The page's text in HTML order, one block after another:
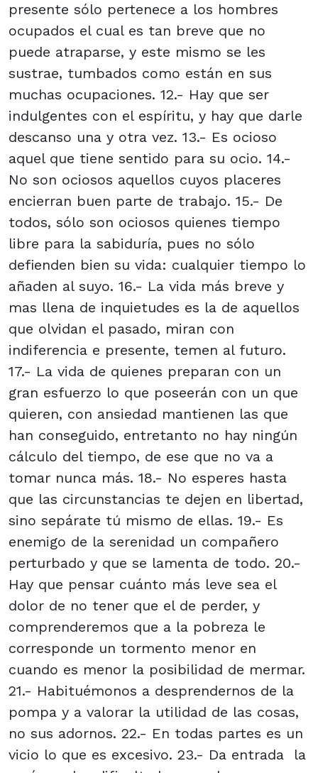
presente sólo pertenece a los hombres
ocupados el cual es tan breve que no
puede atraparse, y este mismo se les
sustrae, tumbados como están en sus
muchas ocupaciones. 12.- Hay que ser
indulgentes con el espíritu, y hay que darle
descanso una y otra vez. 13.- Es ocioso
aquel que tiene sentido para su ocio. 14.-
No son ociosos aquellos cuyos placeres
encierran buen parte de trabajo. 15.- De
todos, sólo son ociosos quienes tiempo
libre para la sabiduría, pues no sólo
defienden bien su vida: cualquier tiempo lo
añaden al suyo. 16.- La vida más breve y
mas llena de inquietudes es la de aquellos
que olvidan el pasado, miran con
indiferencia e presente, temen al futuro.
17.- La vida de quienes preparan con un
gran esfuerzo lo que poseerán con un que
quieren, con ansiedad mantienen las que
han conseguido, entretanto no hay ningún
cálculo del tiempo, de ese que no va a
tomar nunca más. 18.- No esperes hasta
que las circunstancias te dejen en libertad,
sino sepárate tú mismo de ellas. 19.- Es
enemigo de la serenidad un compañero
perturbado y que se lamenta de todo. 20.-
Hay que pensar cuánto más leve sea el
dolor de no tener que el de perder, y
comprenderemos que a la pobreza le
corresponde un tormento menor en
cuando es menor la posibilidad de mermar.
21.- Habituémonos a desprendernos de la
pompa y a valorar la utilidad de las cosas,
no sus adornos. 22.- En todas partes es un
vicio lo que es excesivo. 23.- Da entrada la